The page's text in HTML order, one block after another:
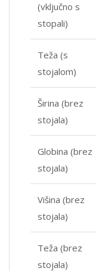
(vključno s
stopali)
Teža (s
stojalom)
Širina (brez
stojala)
Globina (brez
stojala)
Višina (brez
stojala)
Teža (brez
stojala)